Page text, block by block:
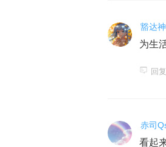
豁达
为生
回复
赤司
看起